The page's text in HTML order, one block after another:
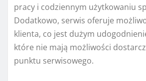
pracy i codziennym użytkowaniu
Dodatkowo, serwis oferuje
klienta, co jest dużym
które nie mają możliwości
punktu serwisowego.